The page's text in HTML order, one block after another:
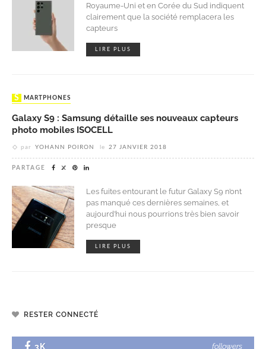
Royaume-Uni et en Corée du Sud indiquent
clairement que la société remplacera les
capteurs
LIRE PLUS
SMARTPHONES
Galaxy S9 : Samsung détaille ses nouveaux capteurs
photo mobiles ISOCELL
par YOHANN POIRON le 27 JANVIER 2018
PARTAGE
Les fuites entourant le futur Galaxy S9 n’ont
pas manqué ces dernières semaines, et
aujourd’hui nous pourrions très bien savoir
presque
LIRE PLUS
RESTER CONNECTÉ
3K followers